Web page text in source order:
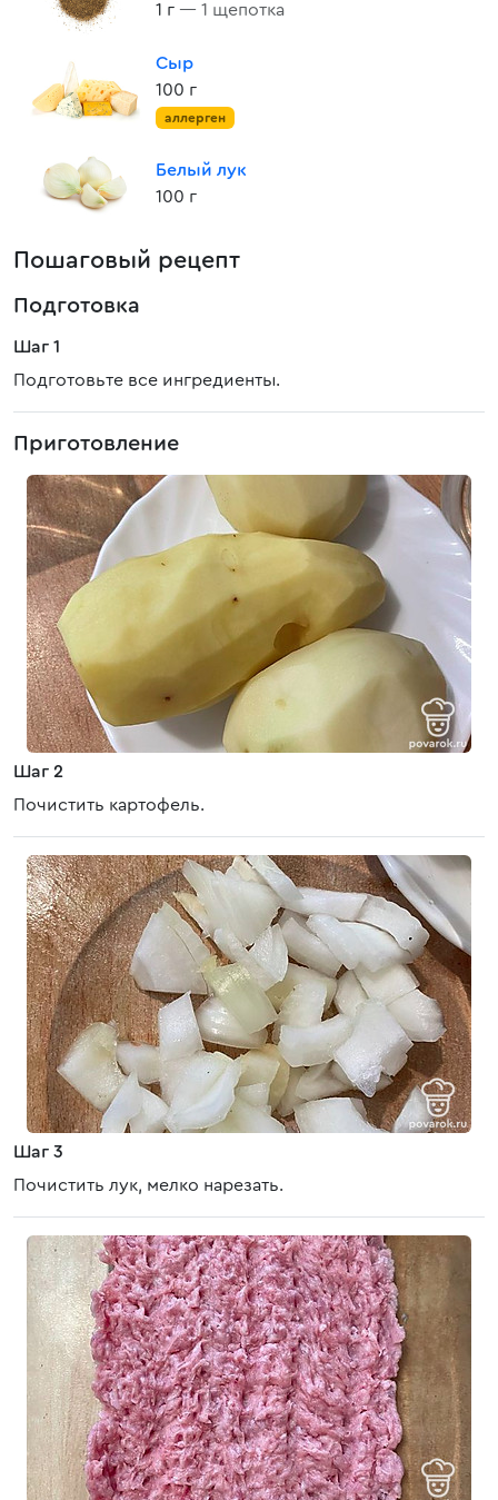
1 г — 1 щепотка
Сыр
100 г
аллерген
Белый лук
100 г
Пошаговый рецепт
Подготовка
Шаг 1
Подготовьте все ингредиенты.
Приготовление
Шаг 2
Почистить картофель.
Шаг 3
Почистить лук, мелко нарезать.